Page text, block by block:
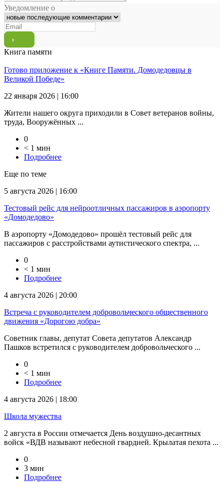
Уведомление о
Книга памяти
Готово приложение к «Книге Памяти. Домодедовцы в
Великой Победе»
22 января 2026 | 16:00
Жители нашего округа приходили в Совет ветеранов войны,
труда, Вооружённых ...
0
< 1 мин
Подробнее
Еще по теме
5 августа 2026 | 16:00
Тестовый рейс для нейроотличных пассажиров в аэропорту
«Домодедово»
В аэропорту «Домодедово» прошёл тестовый рейс для
пассажиров с расстройствами аутистического спектра, ...
0
< 1 мин
Подробнее
4 августа 2026 | 20:00
Встреча с руководителем добровольческого общественного
движения «Дорогою добра»
Советник главы, депутат Совета депутатов Александр
Пашков встретился с руководителем добровольческого ...
0
< 1 мин
Подробнее
4 августа 2026 | 18:00
Школа мужества
2 августа в России отмечается День воздушно-десантных
войск «ВДВ называют небесной гвардией. Крылатая пехота ...
0
3 мин
Подробнее